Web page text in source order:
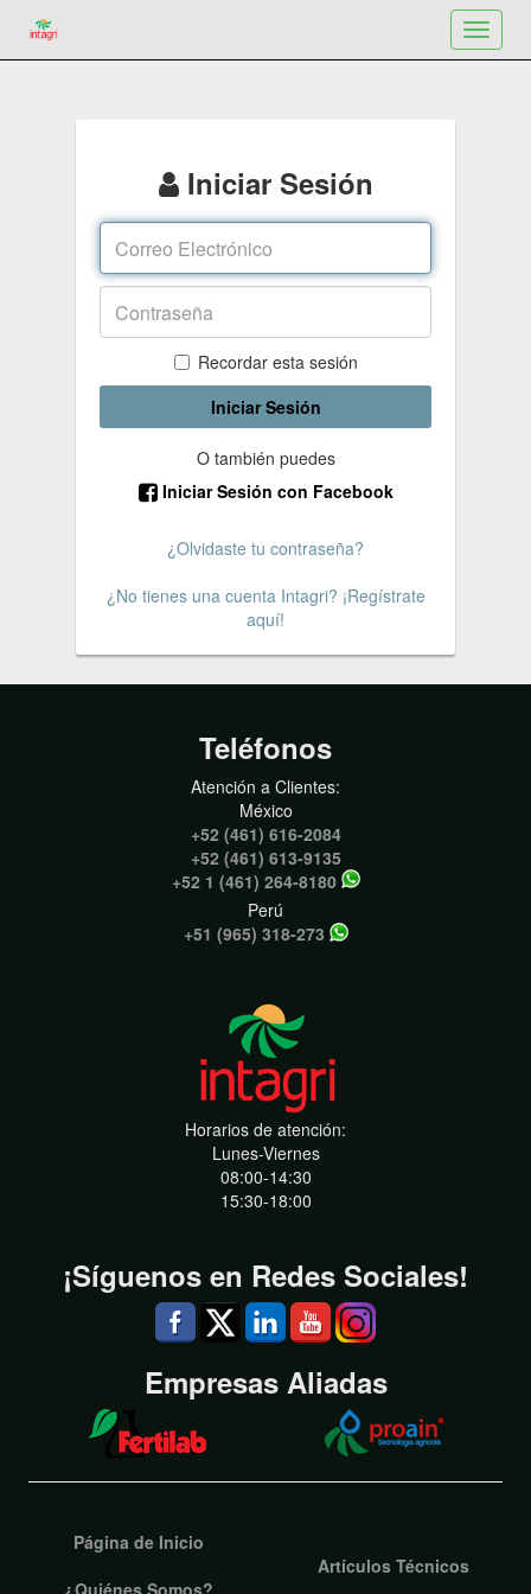
Toggle
Iniciar Sesión
Recordar esta sesión
Iniciar Sesión
O también puedes
Iniciar Sesión con Facebook
¿Olvidaste tu contraseña?
¿No tienes una cuenta Intagri? ¡Regístrate
aquí!
Teléfonos
Atención a Clientes:
México
+52 (461) 616-2084
+52 (461) 613-9135
+52 1 (461) 264-8180
Perú
+51 (965) 318-273
Horarios de atención:
Lunes-Viernes
08:00-14:30
15:30-18:00
¡Síguenos en Redes Sociales!
Empresas Aliadas
Página de Inicio
¿Quiénes Somos?
Artículos Técnicos